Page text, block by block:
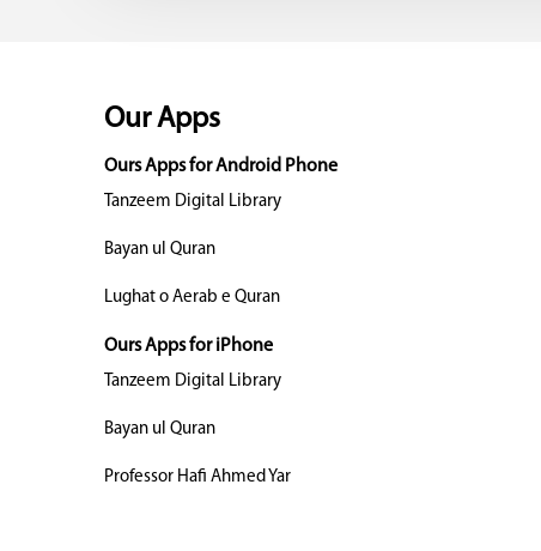
Our Apps
Ours Apps for Android Phone
Tanzeem Digital Library
Bayan ul Quran
Lughat o Aerab e Quran
Ours Apps for iPhone
Tanzeem Digital Library
Bayan ul Quran
Professor Hafi Ahmed Yar